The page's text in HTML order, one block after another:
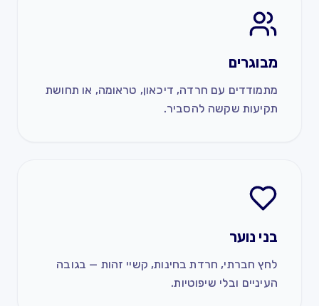
מבוגרים
מתמודדים עם חרדה, דיכאון, טראומה, או תחושת
תקיעות שקשה להסביר.
בני נוער
לחץ חברתי, חרדת בחינות, קשיי זהות — בגובה
העיניים ובלי שיפוטיות.